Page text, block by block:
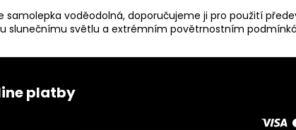
samolepka voděodolná, doporučujeme ji pro použití
slunečnímu světlu a extrémním povětrnostním
platby